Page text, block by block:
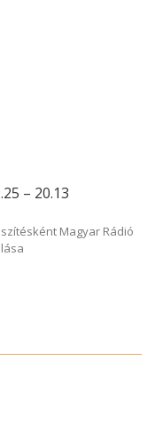
– 20.13
Magyar Rádió